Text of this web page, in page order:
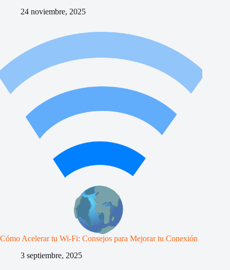
24 noviembre, 2025
Cómo Acelerar tu Wi-Fi: Consejos para Mejorar tu Conexión
3 septiembre, 2025